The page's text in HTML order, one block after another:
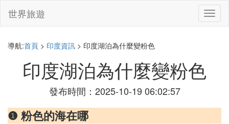
切
換
世界旅遊
導航:首頁 > 印度資訊 > 印度湖泊為什麼變粉色
印度湖泊為什麼變粉色
發布時間：2025-10-19 06:02:57
❶ 粉色的海在哪